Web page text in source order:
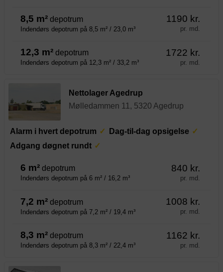
8,5 m² depotrum
Indendørs depotrum på 8,5 m² / 23,0 m³
1190 kr.
pr. md.
12,3 m² depotrum
Indendørs depotrum på 12,3 m² / 33,2 m³
1722 kr.
pr. md.
Nettolager Agedrup
Mølledammen 11, 5320 Agedrup
Alarm i hvert depotrum
Dag-til-dag opsigelse
Adgang døgnet rundt
6 m² depotrum
Indendørs depotrum på 6 m² / 16,2 m³
840 kr.
pr. md.
7,2 m² depotrum
Indendørs depotrum på 7,2 m² / 19,4 m³
1008 kr.
pr. md.
8,3 m² depotrum
Indendørs depotrum på 8,3 m² / 22,4 m³
1162 kr.
pr. md.